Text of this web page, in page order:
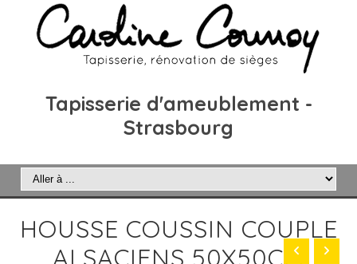
Tapisserie d'ameublement -
Strasbourg
HOUSSE COUSSIN COUPLE
ALSACIENS 50X50CM